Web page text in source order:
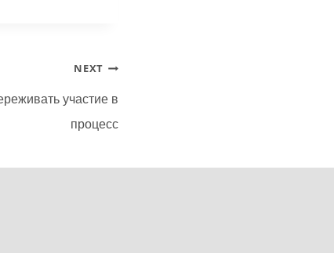
NEXT
участие в
процесс